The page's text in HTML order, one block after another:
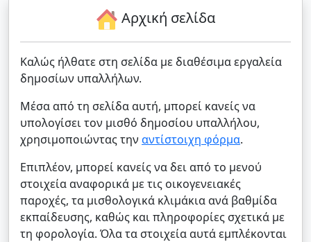
Αρχική σελίδα
Καλώς ήλθατε στη σελίδα με διαθέσιμα εργαλεία
δημοσίων υπαλλήλων.
Μέσα από τη σελίδα αυτή, μπορεί κανείς να
υπολογίσει τον μισθό δημοσίου υπαλλήλου,
χρησιμοποιώντας την αντίστοιχη φόρμα.
Επιπλέον, μπορεί κανείς να δει από το μενού
στοιχεία αναφορικά με τις οικογενειακές
παροχές, τα μισθολογικά κλιμάκια ανά βαθμίδα
εκπαίδευσης, καθώς και πληροφορίες σχετικά με
τη φορολογία. Όλα τα στοιχεία αυτά εμπλέκονται